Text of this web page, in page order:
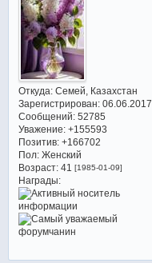
Откуда:Семей, Казахстан
Зарегистрирован: 06.06.2017
Сообщений:52785
Уважение: +155593
Позитив: +166702
Пол:Женский
Возраст:41 [1985-01-09]
Награды: